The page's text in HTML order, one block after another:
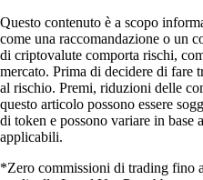
Questo contenuto è a scopo
come una raccomandazione o un
di criptovalute comporta rischi,
mercato. Prima di decidere di fare
al rischio. Premi, riduzioni delle
questo articolo possono essere
di token e possono variare in base
applicabili.
*Zero commissioni di trading fino